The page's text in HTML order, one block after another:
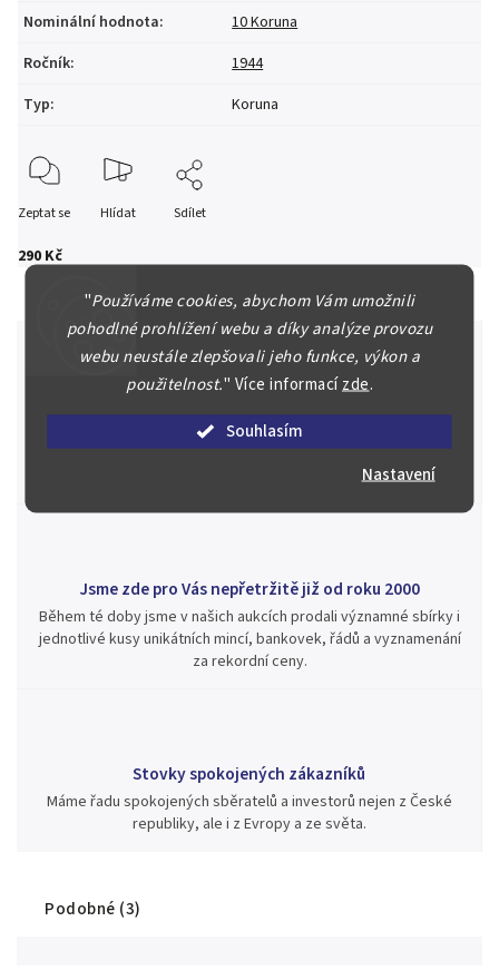
"Používáme cookies, abychom Vám umožnili
pohodlné prohlížení webu a díky analýze provozu
webu neustále zlepšovali jeho funkce, výkon a
použitelnost." Více informacízde.
Souhlasím
Nastavení
290 Kč
Nominální hodnota:
10 Koruna
Ročník:
1944
Typ: Koruna
Zeptat se Hlídat Sdílet
Náš kolektiv specialistů a znalců se Vám bude plně věnovat.
Posoudíme kvalitu a pravost Vašeho materiálu, prodáme v naší
aukci nebo Vám poradíme kam investovat.
Jsme zde pro Vás nepřetržitě již od roku 2000
Během té doby jsme v našich aukcích prodali významné sbírky i
jednotlivé kusy unikátních mincí, bankovek, řádů a vyznamenání
za rekordní ceny.
Stovky spokojených zákazníků
Máme řadu spokojených sběratelů a investorů nejen z České
republiky, ale i z Evropy a ze světa.
Podobné (3)